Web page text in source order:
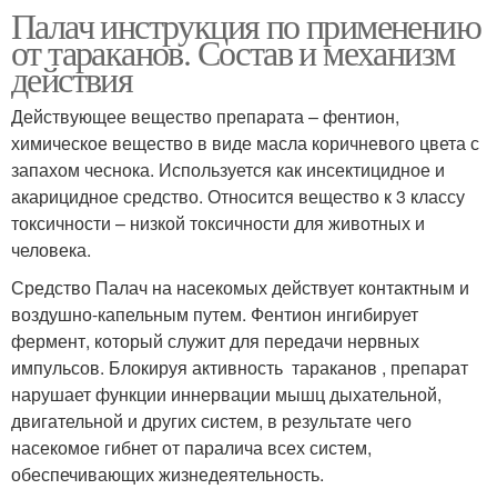
Палач инструкция по применению
от тараканов. Состав и механизм
действия
Действующее вещество препарата – фентион,
химическое вещество в виде масла коричневого цвета с
запахом чеснока. Используется как инсектицидное и
акарицидное средство. Относится вещество к 3 классу
токсичности – низкой токсичности для животных и
человека.
Средство Палач на насекомых действует контактным и
воздушно-капельным путем. Фентион ингибирует
фермент, который служит для передачи нервных
импульсов. Блокируя активность тараканов , препарат
нарушает функции иннервации мышц дыхательной,
двигательной и других систем, в результате чего
насекомое гибнет от паралича всех систем,
обеспечивающих жизнедеятельность.